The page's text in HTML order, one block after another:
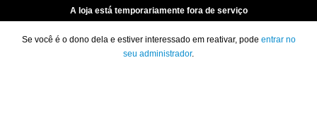
A loja está temporariamente fora de serviço
Se você é o dono dela e estiver interessado em reativar, pode entrar no
seu administrador.